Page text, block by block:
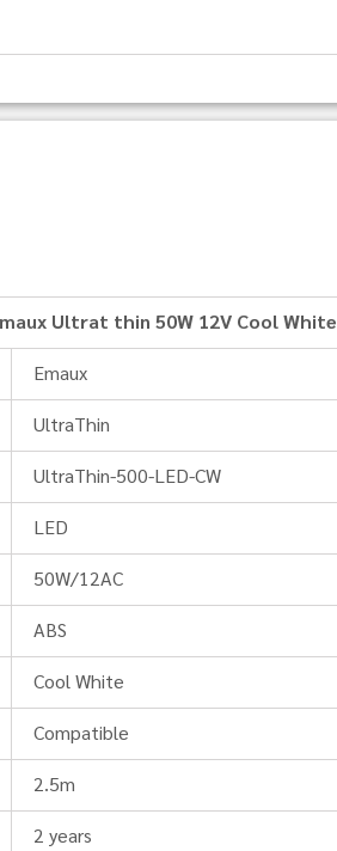
Ultrat thin 50W 12V Cool White
Emaux
UltraThin
UltraThin‐500‐LED‐CW
LED
50W/12AC
ABS
Cool White
Compatible
2.5m
2 years